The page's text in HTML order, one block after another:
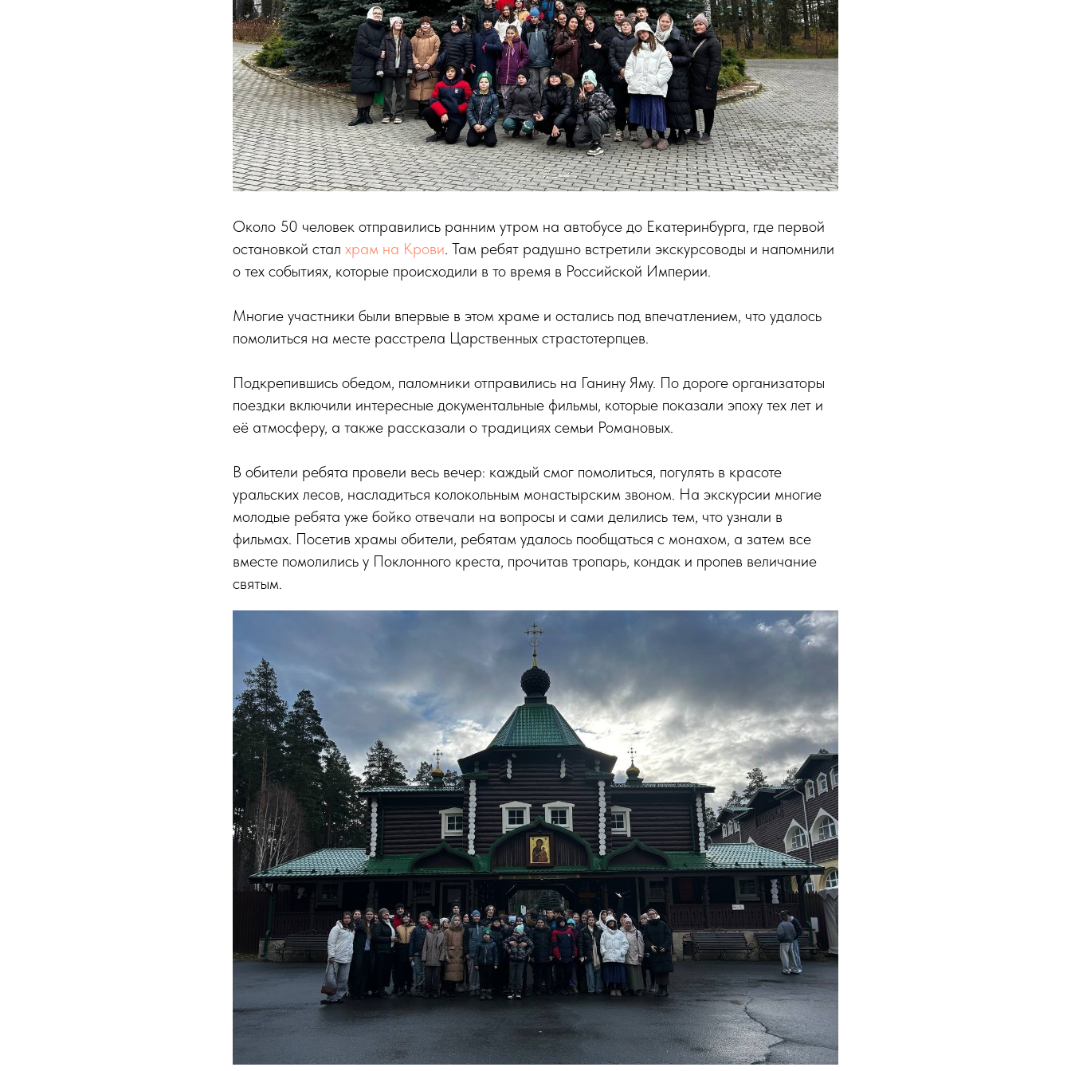
Около 50 человек отправились ранним утром на автобусе до Екатеринбурга, где первой
остановкой стал храм на Крови. Там ребят радушно встретили экскурсоводы и напомнили
о тех событиях, которые происходили в то время в Российской Империи.
Многие участники были впервые в этом храме и остались под впечатлением, что удалось
помолиться на месте расстрела Царственных страстотерпцев.
Подкрепившись обедом, паломники отправились на Ганину Яму. По дороге организаторы
поездки включили интересные документальные фильмы, которые показали эпоху тех лет и
её атмосферу, а также рассказали о традициях семьи Романовых.
В обители ребята провели весь вечер: каждый смог помолиться, погулять в красоте
уральских лесов, насладиться колокольным монастырским звоном. На экскурсии многие
молодые ребята уже бойко отвечали на вопросы и сами делились тем, что узнали в
фильмах. Посетив храмы обители, ребятам удалось пообщаться с монахом, а затем все
вместе помолились у Поклонного креста, прочитав тропарь, кондак и пропев величание
святым.